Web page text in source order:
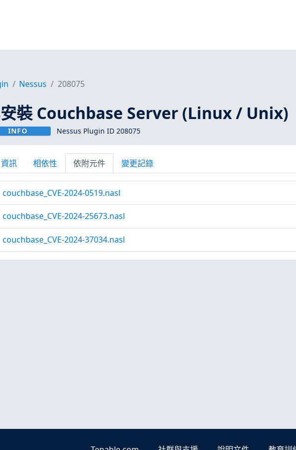
Nessus 208075
裝 Couchbase Server (Linux / Unix)
INFO Nessus Plugin ID 208075
資訊 相依性 依附元件 變更記錄
couchbase_CVE-2024-0519.nasl
couchbase_CVE-2024-25673.nasl
couchbase_CVE-2024-37034.nasl